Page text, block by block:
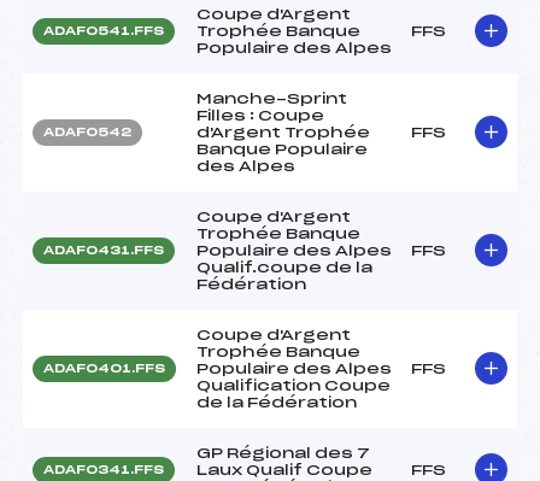
ADAF0541.FFS
Coupe d'Argent
Trophée Banque
Populaire des Alpes
FFS
ADAF0542
Manche-Sprint
Filles : Coupe
d'Argent Trophée
Banque Populaire
des Alpes
FFS
ADAF0431.FFS
Coupe d'Argent
Trophée Banque
Populaire des Alpes
Qualif.coupe de la
Fédération
FFS
ADAF0401.FFS
Coupe d'Argent
Trophée Banque
Populaire des Alpes
Qualification Coupe
de la Fédération
FFS
ADAF0341.FFS
GP Régional des 7
Laux Qualif Coupe
FFS